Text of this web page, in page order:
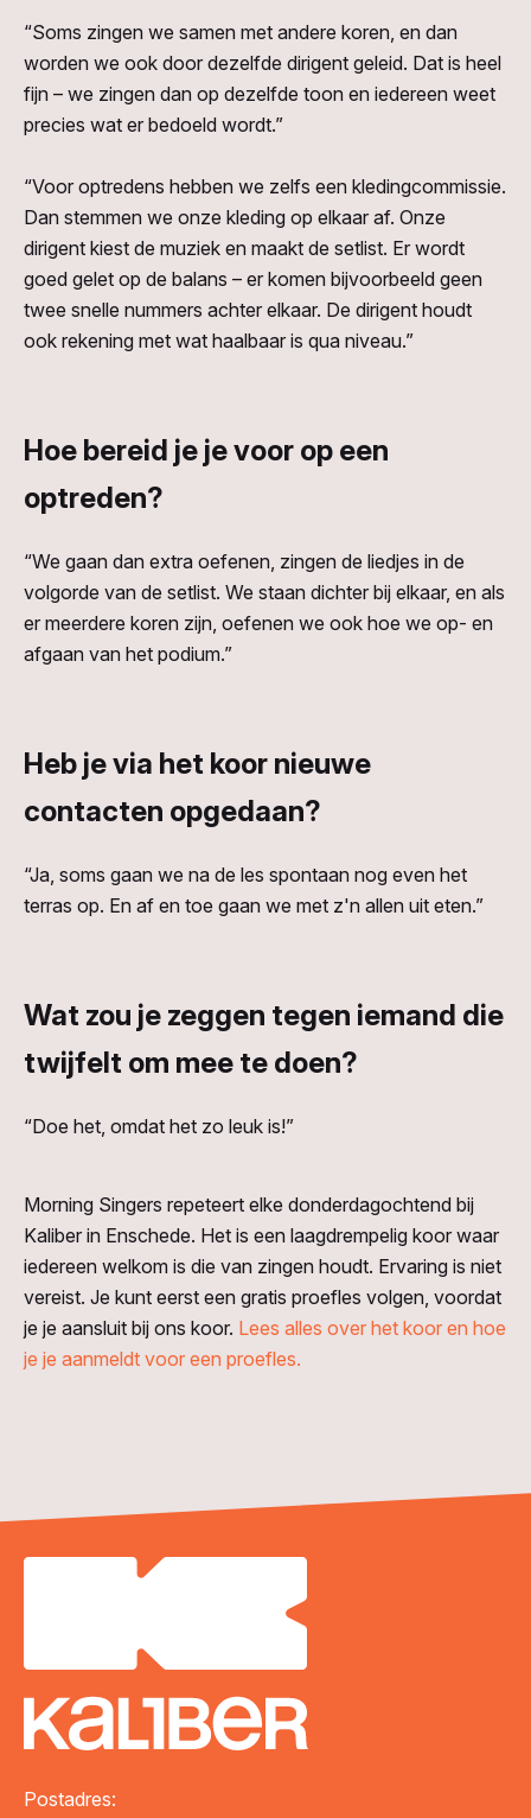
“Soms zingen we samen met andere koren, en dan
worden we ook door dezelfde dirigent geleid. Dat is heel
fijn – we zingen dan op dezelfde toon en iedereen weet
precies wat er bedoeld wordt.”
“Voor optredens hebben we zelfs een kledingcommissie.
Dan stemmen we onze kleding op elkaar af. Onze
dirigent kiest de muziek en maakt de setlist. Er wordt
goed gelet op de balans – er komen bijvoorbeeld geen
twee snelle nummers achter elkaar. De dirigent houdt
ook rekening met wat haalbaar is qua niveau.”
Hoe bereid je je voor op een
optreden?
“We gaan dan extra oefenen, zingen de liedjes in de
volgorde van de setlist. We staan dichter bij elkaar, en als
er meerdere koren zijn, oefenen we ook hoe we op- en
afgaan van het podium.”
Heb je via het koor nieuwe
contacten opgedaan?
“Ja, soms gaan we na de les spontaan nog even het
terras op. En af en toe gaan we met z'n allen uit eten.”
Wat zou je zeggen tegen iemand die
twijfelt om mee te doen?
“Doe het, omdat het zo leuk is!”
Morning Singers repeteert elke donderdagochtend bij
Kaliber in Enschede. Het is een laagdrempelig koor waar
iedereen welkom is die van zingen houdt. Ervaring is niet
vereist. Je kunt eerst een gratis proefles volgen, voordat
je je aansluit bij ons koor. Lees alles over het koor en hoe
je je aanmeldt voor een proefles.
Postadres: